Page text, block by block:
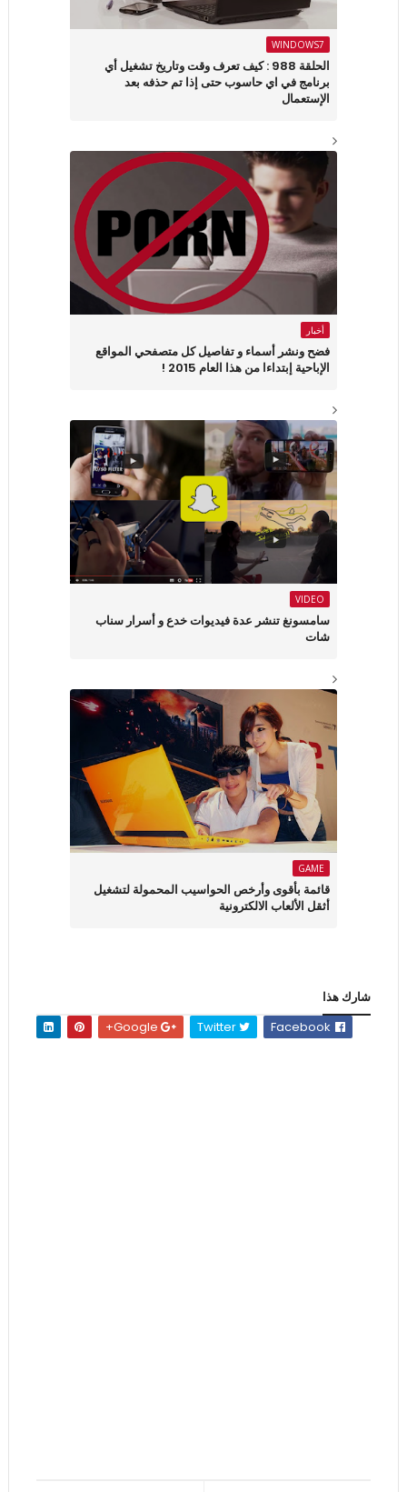
WINDOWS7
الحلقة 988 : كيف تعرف وقت وتاريخ تشغيل أي
برنامج في اي حاسوب حتى إذا تم حذفه بعد
الإستعمال
أخبار
فضح ونشر أسماء و تفاصيل كل متصفحي المواقع
الإباحية إبتداءا من هذا العام 2015 !
VIDEO
سامسونغ تنشر عدة فيديوات خدع و أسرار سناب
شات
GAME
قائمة بأقوى وأرخص الحواسيب المحمولة لتشغيل
أثقل الألعاب الالكترونية
شارك هذا
Twitter